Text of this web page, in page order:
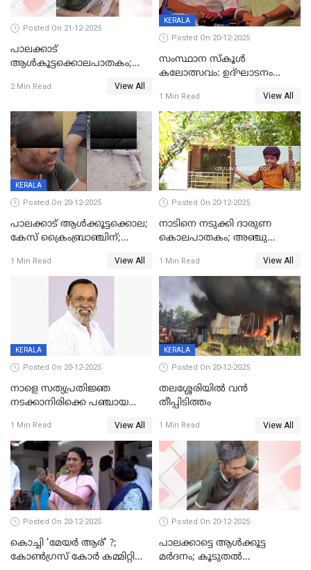
Posted On 21-12-2025
പാലക്കാട്‌
ആൾകൂട്ടക്കൊലപാതകം;
ഊർജ്ജിതമാക്കിമാക്കി
2 Min Read View All
KERALA
Posted On 20-12-2025
സംസ്ഥാന സ്കൂൾ
കലോത്സവം: ഉദ്ഘാടനം
മുഖ്യാതിഥിയായി
മോഹൻലാൽ
1 Min Read View All
KERALA
Posted On 20-12-2025
പാലക്കാട് ആൾക്കൂട്ടക്കൊല;
കേസ് ക്രൈംബ്രാഞ്ചിന്;
അന്വേഷിക്കും
1 Min Read View All
Posted On 20-12-2025
നാടിനെ നടുക്കി ദാരുണ
കൊലപാതകം; അഞ്ചു
കഴുത്തുഞെരിച്ച് കൊന്നു
1 Min Read View All
KERALA
Posted On 20-12-2025
നാളെ സത്യപ്രതിജ്ഞ
നടക്കാനിരിക്കെ പഞ്ചായത്ത്
1 Min Read View All
KERALA
Posted On 20-12-2025
തലശ്ശേരിയിൽ വൻ
തീപ്പിടിത്തം
1 Min Read View All
Posted On 20-12-2025
കൊച്ചി 'മേയർ ആര്' ?;
കോണ്‍ഗ്രസ് കോര്‍ കമ്മിറ്റി
Posted On 20-12-2025
പാലക്കാട്ടെ ആള്‍ക്കൂട്ട
മര്‍ദനം; കൂടുതല്‍